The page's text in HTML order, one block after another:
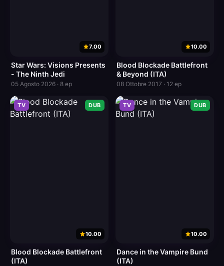
7.00
Star Wars: Visions Presents
- The Ninth Jedi
05 Agosto 2026 · 8 ep
10.00
Blood Blockade Battlefront
& Beyond (ITA)
08 Ottobre 2017 · 12 ep
TV DUB
10.00
Blood Blockade Battlefront
(ITA)
TV DUB
10.00
Dance in the Vampire Bund
(ITA)